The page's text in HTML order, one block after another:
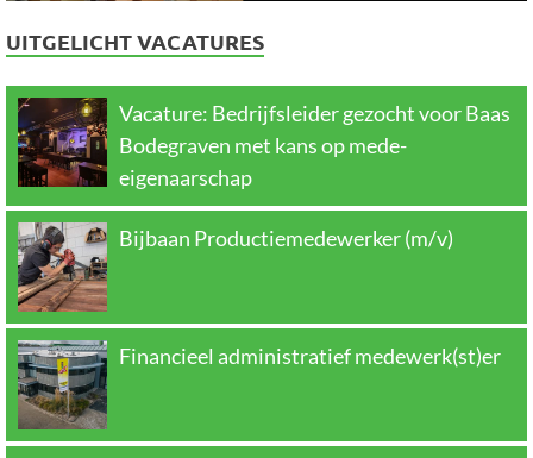
UITGELICHT VACATURES
Vacature: Bedrijfsleider gezocht voor Baas
Bodegraven met kans op mede-
eigenaarschap
Bijbaan Productiemedewerker (m/v)
Financieel administratief medewerk(st)er